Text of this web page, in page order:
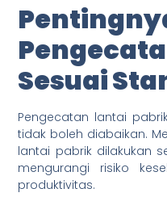
Sesuai
Pengecatan lantai
tidak boleh diabaikan.
lantai pabrik dilakukan
mengurangi risiko
produktivitas.